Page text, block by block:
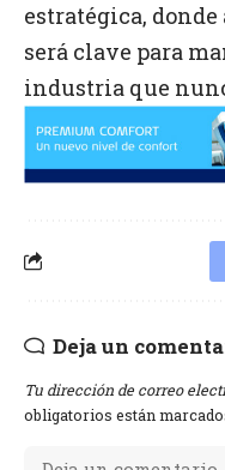
estratégica,
será clave para
industria que
Deja un
Tu dirección de correo
obligatorios están